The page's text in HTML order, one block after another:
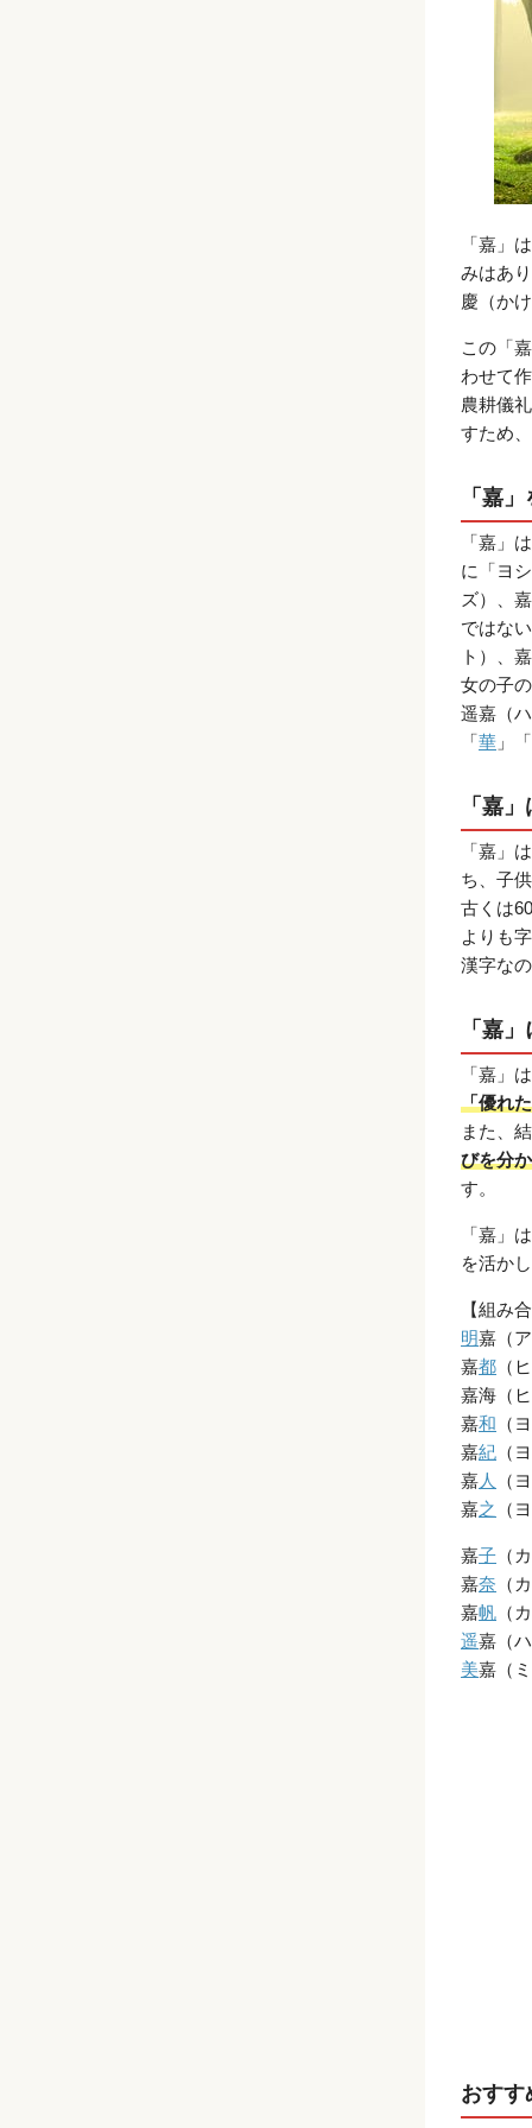
「嘉」は
みはあ
慶（か
この「
わせて
農耕儀
すため
「嘉
「嘉」
に「ヨ
ズ）、
ではな
ト）、
女の子
遥嘉（
「華 」「
「嘉
「嘉」
ち、子
古くは
よりも
漢字な
「嘉
「嘉」
「優れ
また、
びを分
す。
「嘉」
を活か
【組み
明嘉（
嘉都 （
嘉海（
嘉和 （
嘉紀 （
嘉人
（
嘉之 （
嘉子 （
嘉奈 （
嘉帆 （
遥嘉（
美嘉（
おすす